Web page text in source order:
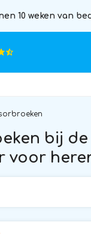
10 weken van
bij de
voor